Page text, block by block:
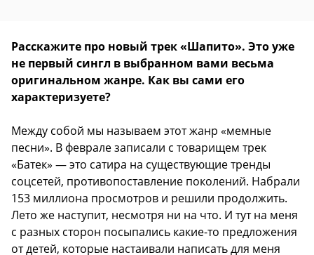
Расскажите про новый трек «Шапито». Это уже
не первый сингл в выбранном вами весьма
оригинальном жанре. Как вы сами его
характеризуете?
Между собой мы называем этот жанр «мемные
песни». В феврале записали с товарищем трек
«Батек» — это сатира на существующие тренды
соцсетей, противопоставление поколений. Набрали
153 миллиона просмотров и решили продолжить.
Лето же наступит, несмотря ни на что. И тут на меня
с разных сторон посыпались какие-то предложения
от детей, которые настаивали написать для меня